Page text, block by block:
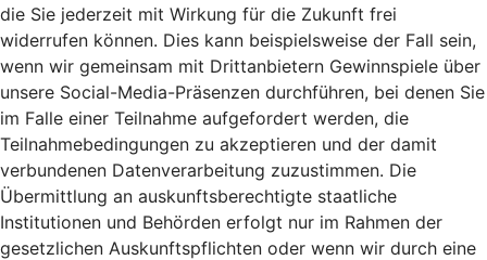
die Sie jederzeit mit Wirkung für die Zukunft frei
widerrufen können. Dies kann beispielsweise der Fall sein,
wenn wir gemeinsam mit Drittanbietern Gewinnspiele über
unsere Social-Media-Präsenzen durchführen, bei denen Sie
im Falle einer Teilnahme aufgefordert werden, die
Teilnahmebedingungen zu akzeptieren und der damit
verbundenen Datenverarbeitung zuzustimmen. Die
Übermittlung an auskunftsberechtigte staatliche
Institutionen und Behörden erfolgt nur im Rahmen der
gesetzlichen Auskunftspflichten oder wenn wir durch eine